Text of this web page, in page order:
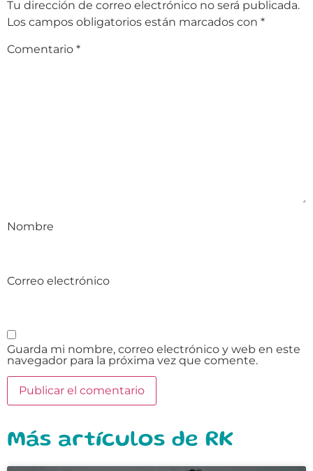
Tu dirección de correo electrónico no será publicada.
Los campos obligatorios están marcados con *
Comentario *
Nombre
Correo electrónico
Guarda mi nombre, correo electrónico y web en este
navegador para la próxima vez que comente.
Más artículos de RK